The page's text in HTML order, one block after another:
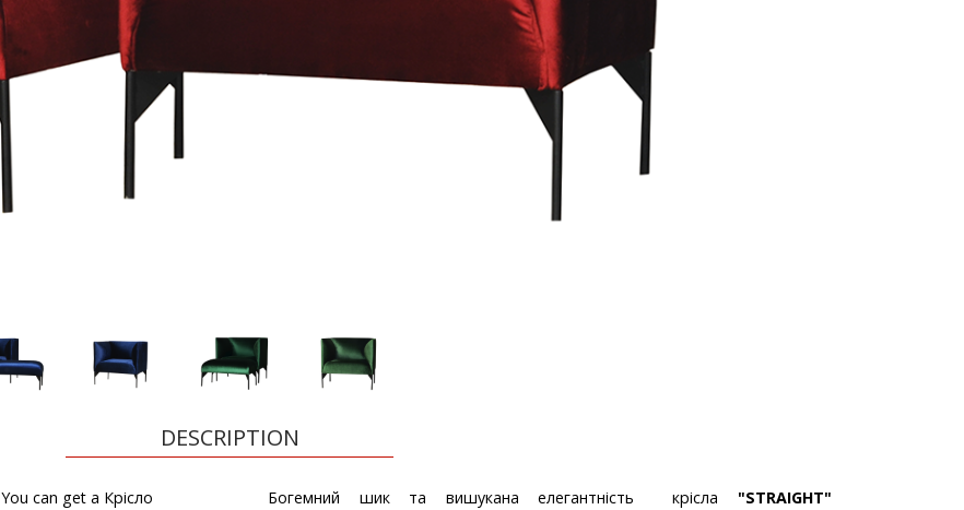
DESCRIPTION
You can get a Крісло
Богемний шик та вишукана елегантність крісла "STRAIGHT"